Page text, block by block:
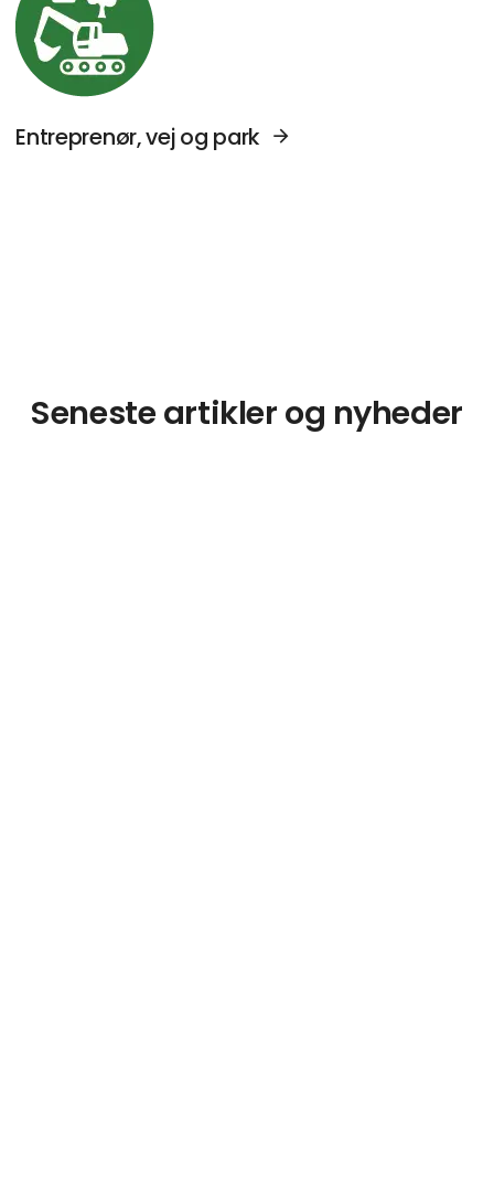
Entreprenør, vej og park
Seneste artikler og nyheder